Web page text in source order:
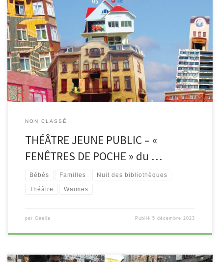
Le vendredi 22 décembre, à 14h30, dans le cadre de la Nuit des
bibliothèques, la bibliothèque de Waimes invite les tout-petits au
théâtre pour découvrir le spectacle Fenêtres de poches proposé
par le Collectif H2Oz La fenêtre d’Anatole, de Naïma, celle de
Madame Tran, de Juliette, Fanette, Suzette et Ninette… Regarder
[…]
NON CLASSÉ
THÉÂTRE JEUNE PUBLIC – «
FENÊTRES DE POCHE » du …
Bébés Familles Nuit des bibliothèques
Théâtre Waimes
par Gaelle Publié5 décembre 2023